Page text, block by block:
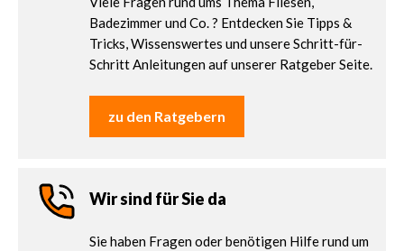
Badezimmer und Co. ? Entdecken Sie Tipps &
Tricks, Wissenswertes und unsere Schritt-für-
Schritt Anleitungen auf unserer Ratgeber Seite.
zu den Ratgebern
Wir sind für Sie da
Sie haben Fragen oder benötigen Hilfe rund um